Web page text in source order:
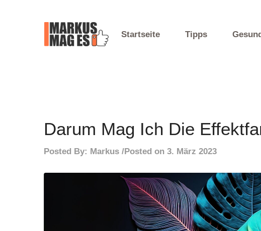
Startseite Tipps
Darum Mag Ich Die
Posted By: Markus Posted on 3. März 2023